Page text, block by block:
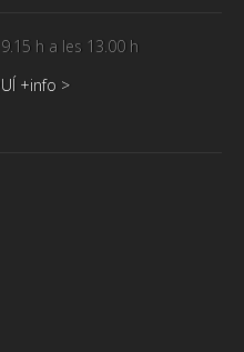
h a les 13.00 h
+info >